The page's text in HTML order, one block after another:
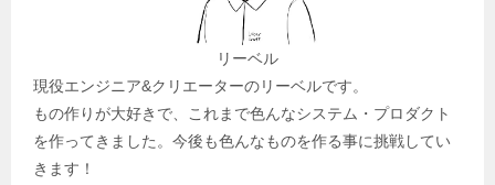
リーベル
現役エンジニア&クリエーターのリーベルです。
もの作りが大好きで、これまで色んなシステム・プロダクト
を作ってきました。今後も色んなものを作る事に挑戦してい
きます！